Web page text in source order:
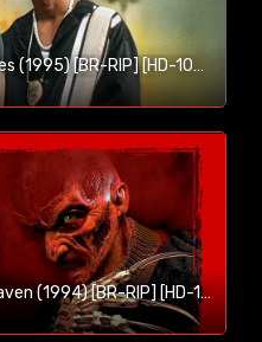
Bad Boys: Dos policías rebeldes (1995) [BR-RIP] [HD-1080p]
La nueva pesadilla de Wes Craven (1994) [BR-RIP] [HD-1080p]